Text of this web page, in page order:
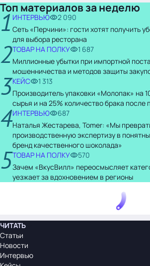
Топ материалов за неделю
1 ИНТЕРВЬЮ
2 090
Сеть «Перчини»: гости хотят получить
для выбора ресторана
2ТОВАР НА ПОЛКУ
1 687
Миллионные убытки при импортной
мошенничества и методов защиты
3КЕЙС
1 313
Производитель упаковки «Молопак» на
сырья и на 25% количество брака после
4ИНТЕРВЬЮ
687
Наталья Жестарева, Tomer: «Мы
производственную экспертизу в
бренд качественного шоколада»
5ТОВАР НА ПОЛКУ
570
Зачем «ВкусВилл» переосмысляет
уезжает за вдохновением в регионы
ЧИТАТЬ
Статьи
Новости
Интервью